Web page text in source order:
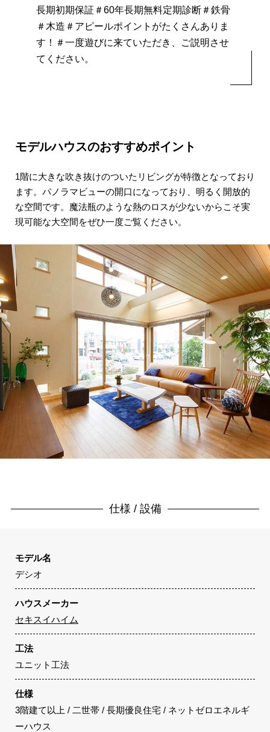
長期初期保証＃60年長期無料定期診断＃鉄骨
＃木造＃アピールポイントがたくさんありま
す！＃一度遊びに来ていただき、ご説明させ
てください。
モデルハウスのおすすめポイント
1階に大きな吹き抜けのついたリビングが特徴となっており
ます。 パノラマビューの開口になっており、 明るく開放的
な空間です。 魔法瓶のような熱のロスが少ないからこそ実
現可能な大空間をぜひ一度ご覧ください。
仕様 / 設備
モデル名
デシオ
ハウスメーカー
セキスイハイム
工法
ユニット工法
仕様
3階建て以上 / 二世帯 / 長期優良住宅 / ネットゼロエネルギ
ーハウス